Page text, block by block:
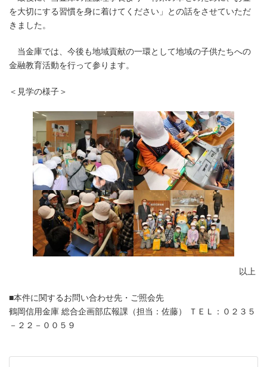
を大切にする習慣を身に着けてください」との話をさせていただ
きました。
当金庫では、今後も地域貢献の一環として地域の子供たちへの
金融教育活動を行って参ります。
＜見学の様子＞
以上
■本件に関するお問い合わせ先・ご照会先
鶴岡信用金庫 総合企画部広報課（担当：佐藤） ＴＥＬ：０２３５
－２２－００５９